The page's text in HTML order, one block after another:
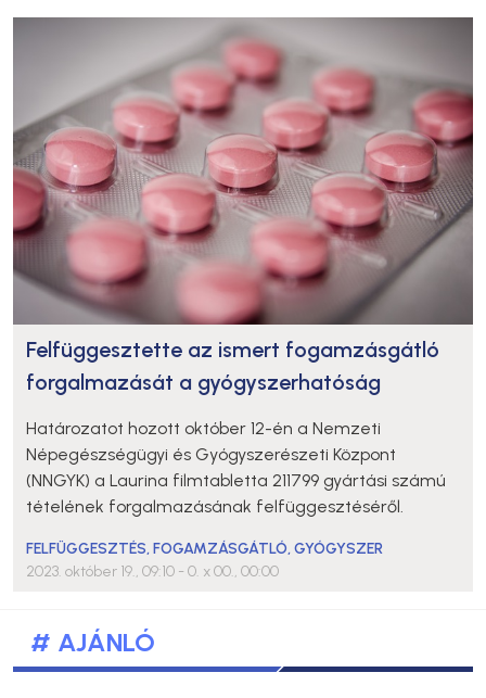
Felfüggesztette az ismert fogamzásgátló
forgalmazását a gyógyszerhatóság
Határozatot hozott október 12-én a Nemzeti
Népegészségügyi és Gyógyszerészeti Központ
(NNGYK) a Laurina filmtabletta 211799 gyártási számú
tételének forgalmazásának felfüggesztéséről.
FELFÜGGESZTÉS,FOGAMZÁSGÁTLÓ,GYÓGYSZER
2023. október 19., 09:10 - 0. x 00., 00:00
# AJÁNLÓ